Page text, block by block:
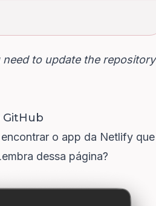
to update the repository
GitHub
o app da Netlify que
dessa página?